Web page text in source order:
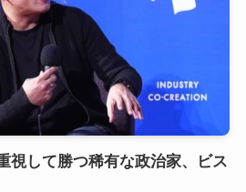
視して勝つ稀有な政治家、ビス